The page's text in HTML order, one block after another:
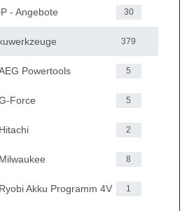
- Angebote 30
379
Powertools 5
Force 5
Hitachi 2
Milwaukee 8
Ryobi Akku Programm 4V 1